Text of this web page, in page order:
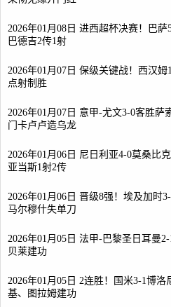
2026年01月08日 进西超杯决赛！巴
巴德吉2传1射
2026年01月07日 保级关键战！西汉
点射制胜
2026年01月07日 意甲-尤文3-0客胜
门卡卢卢造乌龙
2026年01月06日 尼日利亚4-0莫桑比
亚当斯1射2传
2026年01月06日 晋级8强！埃及加时
马尔穆什失单刀
2026年01月05日 法甲-巴黎圣日耳曼
贝莱建功
2026年01月05日 2连胜！国米3-1博
基、图拉姆建功